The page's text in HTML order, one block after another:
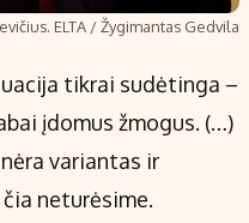
ELTA / Žygimantas Gedvila
tikrai sudėtinga –
įdomus žmogus. (…)
variantas ir
neturėsime.